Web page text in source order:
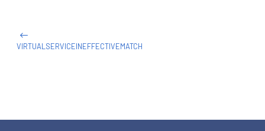
VIRTUALSERVICEINEFFECTIVEMATCH